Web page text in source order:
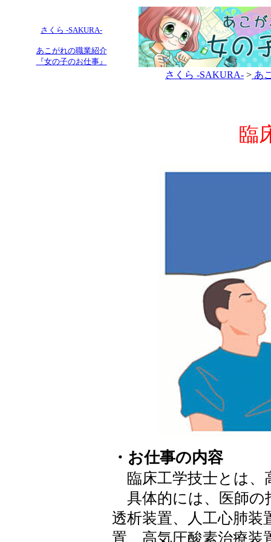
さくら -SAKURA-
あこがれの職業紹介
『女の子のお仕事』
さくら -SAKURA- > あ
臨
・お仕事の内容
臨床工学技士とは、
具体的には、医師の
透析装置、人工心肺装
置、高気圧酸素治療装